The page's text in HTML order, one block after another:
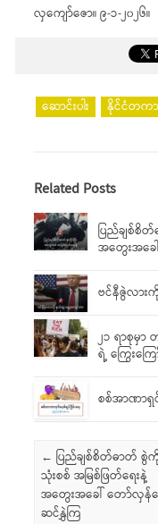
လှကျော်ဇော။ ၉-၁-၂၀၂၆။
ဆောင်းပါး နိုင်ငံတကာ
Related Posts
ပြည်ချစ်စိ
အတွေးအခ
ဗင်နီဇွဲလား
၂၁ ရာစုမှ
ရဲ့ ကြွေးကြ
စစ်အာဏာရှင်
Post navigation
← ပြည်ချစ်စိတ်ဓာတ် စွဲကို
သုံးစစ် အမြစ်ဖြတ်ရေးနဲ့
အတွေးအခေါ် တော်လှန်
ဆင်နွှဲကြ